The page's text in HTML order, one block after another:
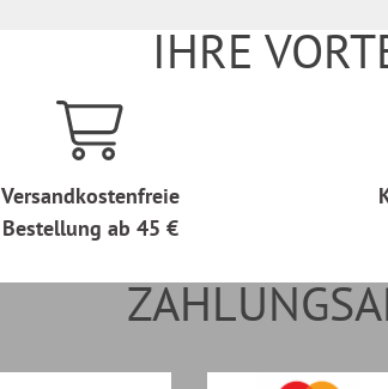
IHRE
Versandkostenfreie
Bestellung ab 45 €